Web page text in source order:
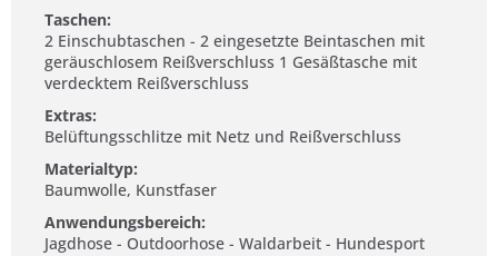
Taschen:
2 Einschubtaschen - 2 eingesetzte Beintaschen mit
geräuschlosem Reißverschluss 1 Gesäßtasche mit
verdecktem Reißverschluss
Extras:
Belüftungsschlitze mit Netz und Reißverschluss
Materialtyp:
Baumwolle, Kunstfaser
Anwendungsbereich:
Jagdhose - Outdoorhose - Waldarbeit - Hundesport